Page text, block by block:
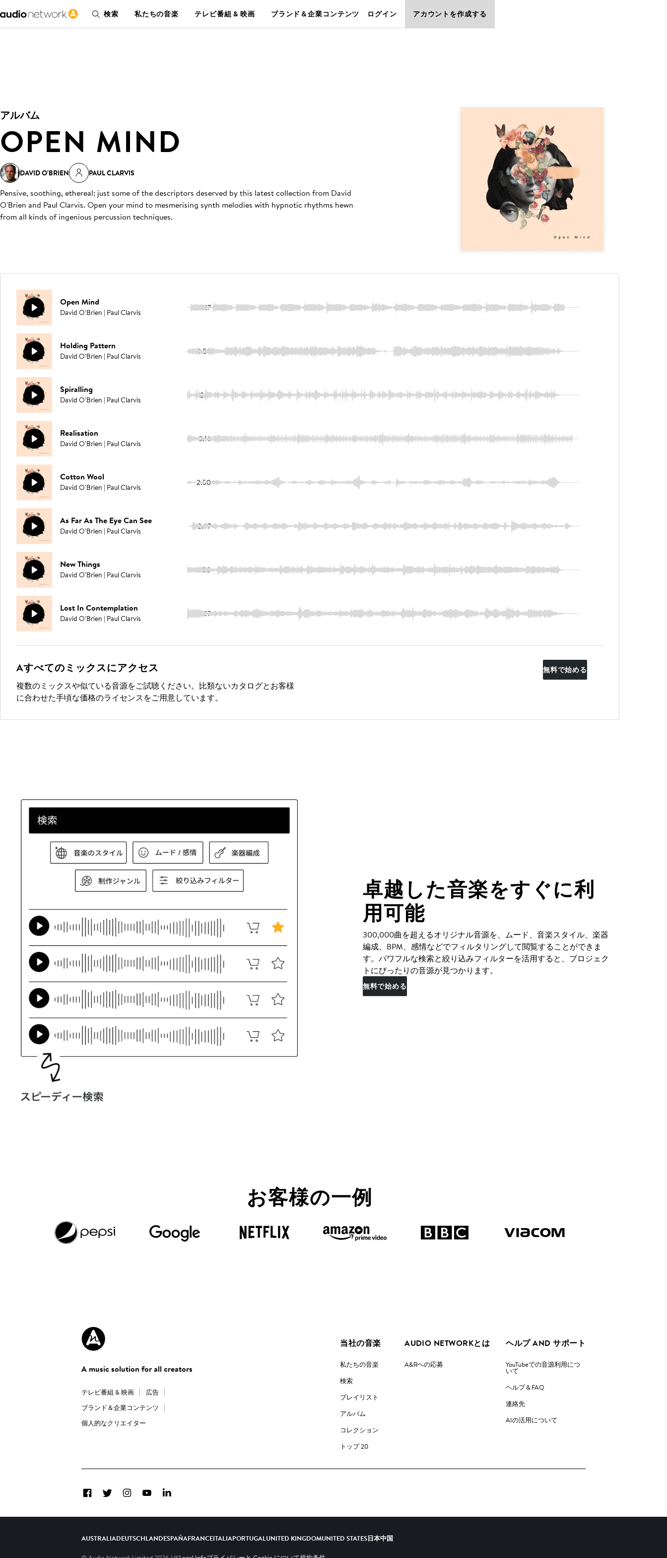
検索 私たちの音楽 テレビ番組 & 映画 ブランド＆企業コンテンツ ログイン アカウントを作成する
アルバム
OPEN MIND
DAVID O'BRIEN PAUL CLARVIS
Pensive, soothing, ethereal: just some of the descriptors deserved by this latest collection from David
O'Brien and Paul Clarvis. Open your mind to mesmerising synth melodies with hypnotic rhythms hewn
from all kinds of ingenious percussion techniques.
Open Mind
David O'Brien | Paul Clarvis 3:27
Holding Pattern
David O'Brien | Paul Clarvis 1:58
Spiralling
David O'Brien | Paul Clarvis 2:11
Realisation
David O'Brien | Paul Clarvis 3:16
Cotton Wool
David O'Brien | Paul Clarvis 2:50
As Far As The Eye Can See
David O'Brien | Paul Clarvis 2:37
New Things
David O'Brien | Paul Clarvis 2:02
Lost In Contemplation
David O'Brien | Paul Clarvis 2:37
Aすべてのミックスにアクセス
複数のミックスや似ている音源をご試聴ください。比類ないカタログとお客様
に合わせた手頃な価格のライセンスをご用意しています。
無料で始める
卓越した音楽をすぐに利
用可能
300,000曲を超えるオリジナル音源を、ムード、音楽スタイル、楽器
編成、BPM、感情などでフィルタリングして閲覧することができま
す。パワフルな検索と絞り込みフィルターを活用すると、プロジェク
トにぴったりの音源が見つかります。
無料で始める
お客様の一例
A music solution for all creators
テレビ番組 & 映画
広告
ブランド＆企業コンテンツ
個人的なクリエイター
当社の音楽
私たちの音楽
検索
プレイリスト
アルバム
コレクション
トップ 20
AUDIO NETWORKとは
A&Rへの応募
ヘルプ AND サポート
YouTubeでの音源利用につ
いて
ヘルプ＆FAQ
連絡先
AIの活用について
FacebookTwitterInstagramYouTubeLinkedIn
AUSTRALIADEUTSCHLANDESPAÑAFRANCEITALIAPORTUGALUNITED KINGDOMUNITED STATES日本中国